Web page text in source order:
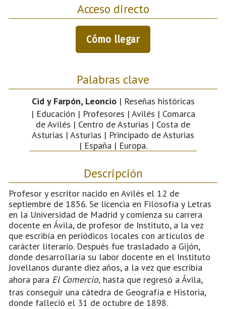
Acceso directo
Cómo llegar
Palabras clave
Cid y Farpón, Leoncio| Reseñas históricas
| Educación | Profesores | Avilés | Comarca
de Avilés | Centro de Asturias | Costa de
Asturias | Asturias | Principado de Asturias
| España | Europa.
Descripción
Profesor y escritor nacido en Avilés el 12 de
septiembre de 1856. Se licencia en Filosofía y Letras
en la Universidad de Madrid y comienza su carrera
docente en Ávila, de profesor de Instituto, a la vez
que escribía en periódicos locales con artículos de
carácter literario. Después fue trasladado a Gijón,
donde desarrollaría su labor docente en el Instituto
Jovellanos durante diez años, a la vez que escribía
ahora para El Comercio, hasta que regresó a Ávila,
tras conseguir una cátedra de Geografía e Historia,
donde falleció el 31 de octubre de 1898.